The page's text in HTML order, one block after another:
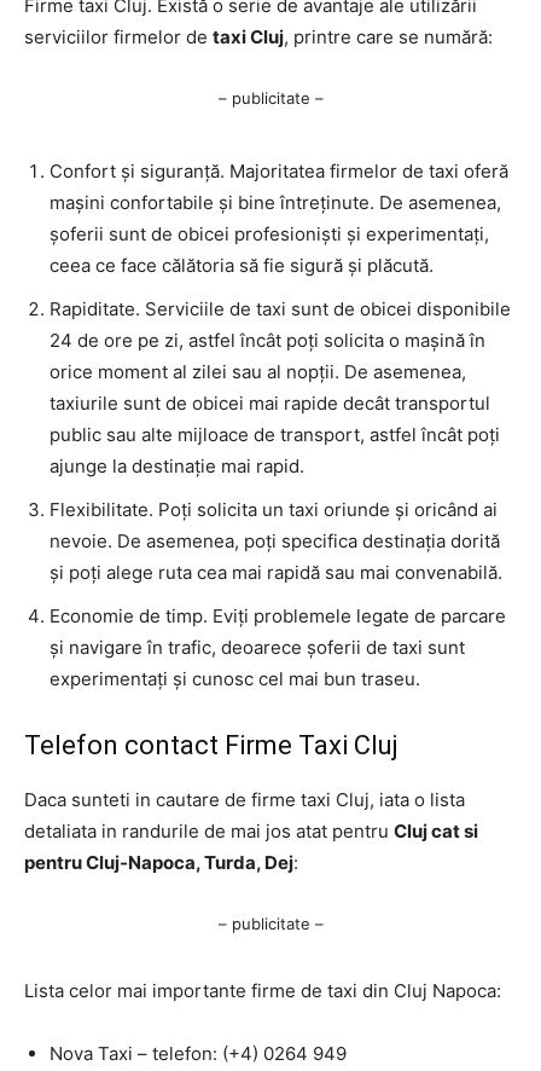
Firme taxi Cluj. Există o serie de avantaje ale utilizării
serviciilor firmelor de taxi Cluj, printre care se numără:
– publicitate –
Confort și siguranță. Majoritatea firmelor de taxi oferă
mașini confortabile și bine întreținute. De asemenea,
șoferii sunt de obicei profesioniști și experimentați,
ceea ce face călătoria să fie sigură și plăcută.
Rapiditate. Serviciile de taxi sunt de obicei disponibile
24 de ore pe zi, astfel încât poți solicita o mașină în
orice moment al zilei sau al nopții. De asemenea,
taxiurile sunt de obicei mai rapide decât transportul
public sau alte mijloace de transport, astfel încât poți
ajunge la destinație mai rapid.
Flexibilitate. Poți solicita un taxi oriunde și oricând ai
nevoie. De asemenea, poți specifica destinația dorită
și poți alege ruta cea mai rapidă sau mai convenabilă.
Economie de timp. Eviți problemele legate de parcare
și navigare în trafic, deoarece șoferii de taxi sunt
experimentați și cunosc cel mai bun traseu.
Telefon contact Firme Taxi Cluj
Daca sunteti in cautare de firme taxi Cluj, iata o lista
detaliata in randurile de mai jos atat pentru Cluj cat si
pentru Cluj-Napoca, Turda, Dej:
– publicitate –
Lista celor mai importante firme de taxi din Cluj Napoca:
Nova Taxi – telefon: (+4) 0264 949